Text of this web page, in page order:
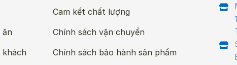
ăn
khách
Cam kết chất lượng
Chính sách vận chuyển
Chính sách bảo hành sản phẩm